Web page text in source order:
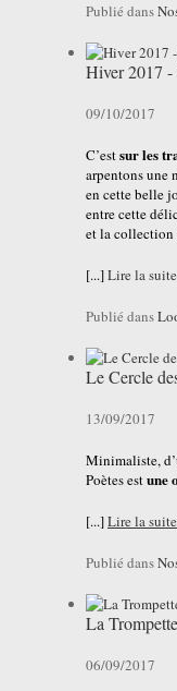
Publié dans
Hiver 2017
09/10/2017
C’estsur les
arpentons une
en cette belle
entre cette
et la collection
[...]Lire la suite
Publié dans
Le Cercle
13/09/2017
Minimaliste,
Poètes estune
[...]Lire la suite
Publié dans
La
06/09/2017